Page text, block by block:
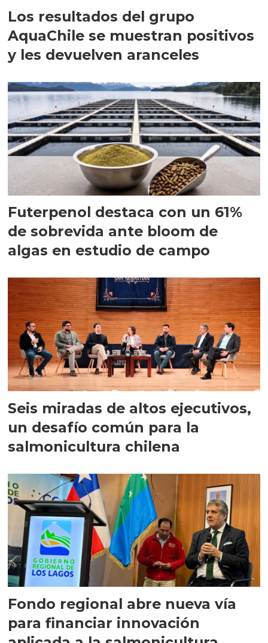
Los resultados del grupo
AquaChile se muestran positivos
y les devuelven aranceles
Futerpenol destaca con un 61%
de sobrevida ante bloom de
algas en estudio de campo
Seis miradas de altos ejecutivos,
un desafío común para la
salmonicultura chilena
Fondo regional abre nueva vía
para financiar innovación